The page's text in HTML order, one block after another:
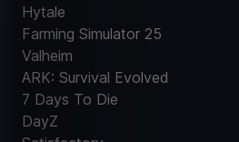
Hytale
Farming Simulator 25
Valheim
ARK: Survival Evolved
7 Days To Die
DayZ